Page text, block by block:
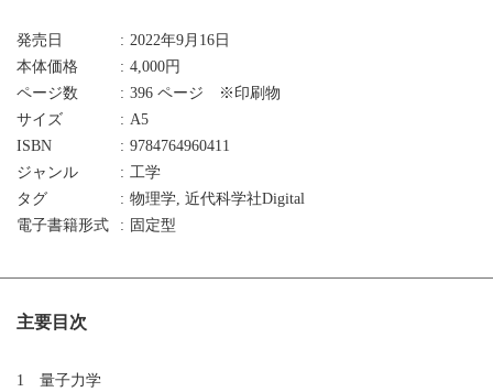
発売日
2022年9月16日
本体価格
4,000円
ページ数
396 ページ ※印刷物
サイズ
A5
ISBN
9784764960411
ジャンル
工学
タグ
物理学, 近代科学社Digital
電子書籍形式
固定型
主要目次
1 量子力学